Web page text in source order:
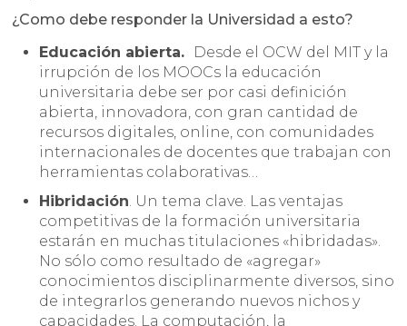
¿Como debe responder la Universidad a esto?
Educación abierta.
Desde el OCW del MIT y la
irrupción de los MOOCs la educación
universitaria debe ser por casi definición
abierta, innovadora, con gran cantidad de
recursos digitales, online, con comunidades
internacionales de docentes que trabajan con
herramientas colaborativas…
Hibridación. Un tema clave. Las ventajas
competitivas de la formación universitaria
estarán en muchas titulaciones «hibridadas».
No sólo como resultado de «agregar»
conocimientos disciplinarmente diversos, sino
de integrarlos generando nuevos nichos y
capacidades. La computación, la